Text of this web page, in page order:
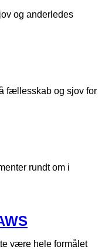
og anderledes
fællesskab og sjov for
rundt om i
være hele formålet